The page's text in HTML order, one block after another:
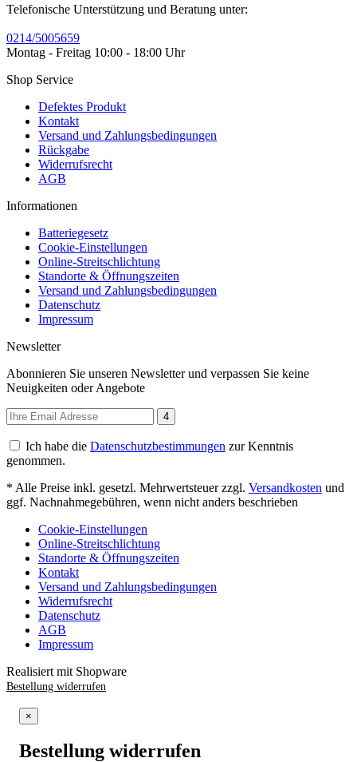
Telefonische Unterstützung und Beratung unter:
0214/5005659
Montag - Freitag 10:00 - 18:00 Uhr
Shop Service
Defektes Produkt
Kontakt
Versand und Zahlungsbedingungen
Rückgabe
Widerrufsrecht
AGB
Informationen
Batteriegesetz
Cookie-Einstellungen
Online-Streitschlichtung
Standorte & Öffnungszeiten
Versand und Zahlungsbedingungen
Datenschutz
Impressum
Newsletter
Abonnieren Sie unseren Newsletter und verpassen Sie keine
Neuigkeiten oder Angebote
4
Ich habe die Datenschutzbestimmungen zur Kenntnis
genommen.
* Alle Preise inkl. gesetzl. Mehrwertsteuer zzgl. Versandkosten und
ggf. Nachnahmegebühren, wenn nicht anders beschrieben
Cookie-Einstellungen
Online-Streitschlichtung
Standorte & Öffnungszeiten
Kontakt
Versand und Zahlungsbedingungen
Widerrufsrecht
Datenschutz
AGB
Impressum
Realisiert mit Shopware
Bestellung widerrufen
×
Bestellung widerrufen